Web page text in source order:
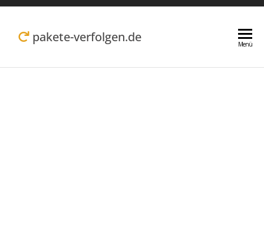
Zum
Inhalt pakete-verfolgen.de Menü